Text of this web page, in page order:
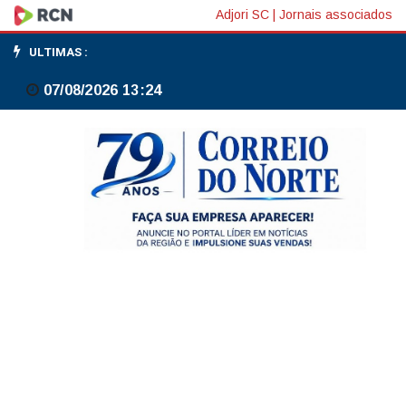
Santa
Catarina
terá
Adjori SC Jornais associados
ULTIMAS :
07/08/2026 13:24